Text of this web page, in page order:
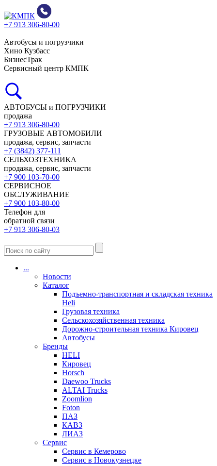
+7 913 306-80-00
Автобусы и погрузчики
Хино Кузбасс
БизнесТрак
Сервисный центр КМПК
АВТОБУСЫ и ПОГРУЗЧИКИ
продажа
+7 913 306-80-00
ГРУЗОВЫЕ АВТОМОБИЛИ
продажа, сервис, запчасти
+7 (3842) 377-111
СЕЛЬХОЗТЕХНИКА
продажа, сервис, запчасти
+7 900 103-70-00
СЕРВИСНОЕ
ОБСЛУЖИВАНИЕ
+7 900 103-80-00
Телефон для
обратной связи
+7 913 306-80-03
...
Новости
Каталог
Подъемно-транспортная и складская техника
Heli
Грузовая техника
Сельскохозяйственная техника
Дорожно-строительная техника Кировец
Автобусы
Бренды
HELI
Кировец
Horsch
Daewoo Trucks
ALTAI Trucks
Zoomlion
Foton
ПАЗ
КАВЗ
ЛИАЗ
Сервис
Сервис в Кемерово
Сервис в Новокузнецке